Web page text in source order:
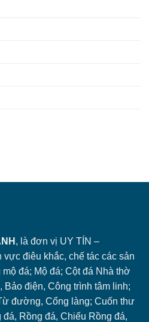
, là đơn vị UY TÍN –
điêu khắc, chế tác các sản
mộ đá; Mộ đá; Cột đá Nhà thờ
điện, Công trình tâm linh;
đường, Cổng làng; Cuốn thư
Rồng đá, Chiếu Rồng đá,